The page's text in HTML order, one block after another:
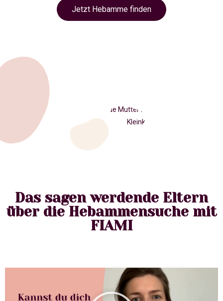
Jetzt Hebamme finden
Das sagen werdende Eltern
über die Hebammensuche mit
FIAMI